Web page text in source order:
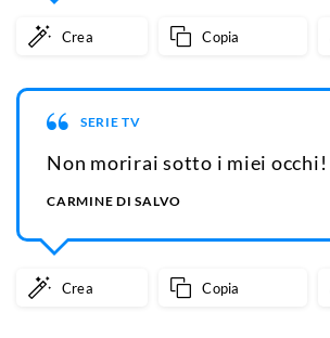
Crea Copia
SERIE TV
Non morirai sotto i miei occhi!
CARMINE DI SALVO
Crea Copia